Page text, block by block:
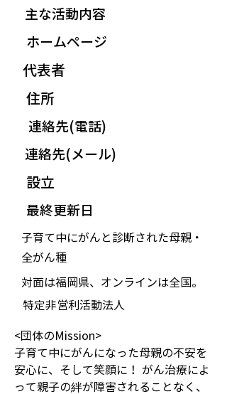
主な活動内容
ホームページ
代表者
住所
連絡先(電話)
連絡先(メール)
設立
最終更新日
子育て中にがんと診断された母親・
全がん種
対面は福岡県、オンラインは全国。
特定非営利活動法人
<団体のMission>
子育て中にがんになった母親の不安を
安心に、そして笑顔に！ がん治療によ
って親子の絆が障害されることなく、